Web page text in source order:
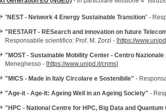
"NEST - Network 4 Energy Sustainable Transition” -
"RESTART - RESearch and innovation on future
Responsabile scientifico: Prof. M. Zorzi - [https://
"MOST - Sustainable Mobility Center - Centro
Meneghesso - [https://www.unipd.it/cnms]
"MICS - Made in Italy Circolare e Sostenibile" -
"Age-it - Age-It: Ageing Well in an Ageing Society" -
"HPC - National Centre for HPC, Big Data and Quantum